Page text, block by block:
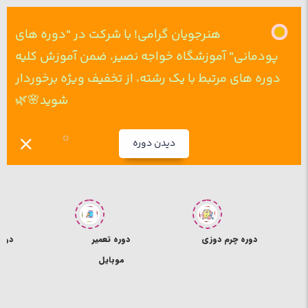
هنرجویان گرامی! با شرکت در "دوره های
پودمانی" آموزشگاه خواجه نصیر، ضمن آموزش کلیه
دوره های مرتبط با یک رشته، از تخفیف ویژه برخوردار
شوید🌸🌿
دیدن دوره
دوره تعمیر
دوره ICDL